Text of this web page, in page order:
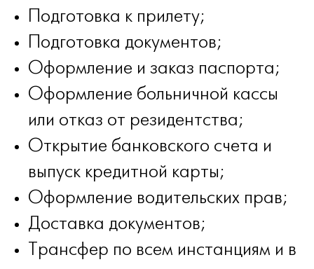
Подготовка к прилету;
Подготовка документов;
Оформление и заказ паспорта;
Оформление больничной кассы
или отказ от резидентства;
Открытие банковского счета и
выпуск кредитной карты;
Оформление водительских прав;
Доставка документов;
Трансфер по всем инстанциям и в